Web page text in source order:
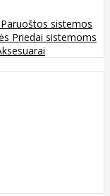
Paruoštos sistemos
Priedai sistemoms